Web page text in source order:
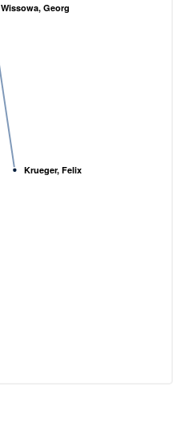
Wissowa, Georg
Krueger, Felix